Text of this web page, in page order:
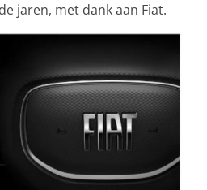
jaren, met dank aan Fiat.